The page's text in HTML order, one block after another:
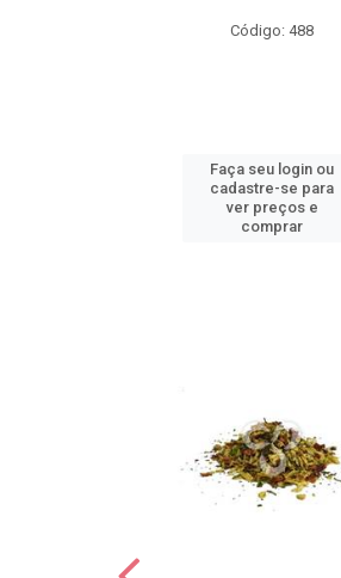
Código: 488
Faça seu login ou
cadastre-se para
ver preços e
comprar